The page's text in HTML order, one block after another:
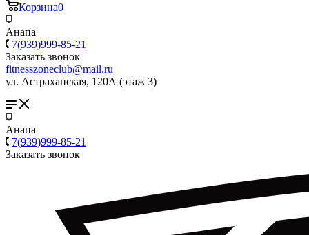
Корзина0
Анапа
7(939)999-85-21
Заказать звонок
fitnesszoneclub@mail.ru
ул. Астраханская, 120А (этаж 3)
Анапа
7(939)999-85-21
Заказать звонок